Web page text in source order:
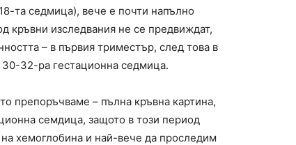
та седмица), вече е почти напълно
кръвни изследвания не се предвиждат,
– в първия триместър, след това в
32-ра гестационна седмица.
препоръчваме – пълна кръвна картина,
семдица, защото в този период
хемоглобина и най-вече да проследим